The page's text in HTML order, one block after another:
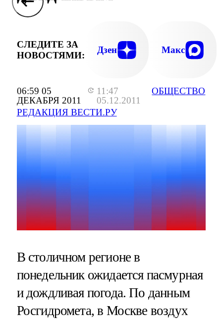
06:59 05
ДЕКАБРЯ 2011
11:47
05.12.2011
РЕДАКЦИЯ ВЕСТИ.РУ
ОБЩЕСТВО
СЛЕДИТЕ ЗА
НОВОСТЯМИ:
Дзен Макс
В столичном регионе в
понедельник ожидается пасмурная
и дождливая погода. По данным
Росгидромета, в Москве воздух